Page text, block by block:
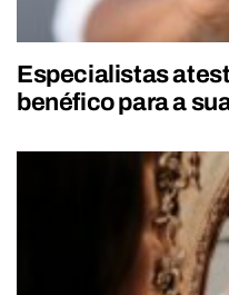
Especialistas
benéfico para a